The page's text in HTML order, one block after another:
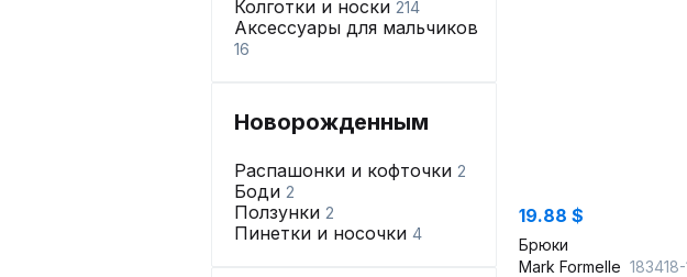
Колготки и носки 214
Аксессуары для мальчиков
16
Новорожденным
Распашонки и кофточки 2
Боди 2
Ползунки 2
Пинетки и носочки 4
19.88 $
Брюки
Mark Formelle 183418-1/26-